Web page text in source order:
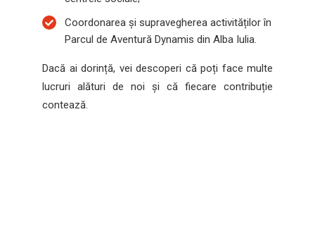
Coordonarea și supravegherea activităților în
Parcul de Aventură Dynamis din Alba Iulia.
Dacă ai dorință, vei descoperi că poți face multe
lucruri alături de noi și că fiecare contribuție
contează.